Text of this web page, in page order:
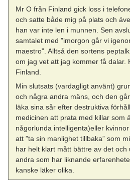
Mr O från Finland gick loss i
och satte både mig på plats och
han var inte len i munnen. Sen
samtalet med ”imorgon går vi
maestro”. Alltså den sortens
om jag vet att jag kommer få dalar.
Finland.
Min slutsats (vardagligt använt)
och några andra mäns, och den
läka sina sår efter destruktiva
medicinen att prata med killar som
någorlunda intelligenta)eller
att ”ta sin manlighet tillbaka” som
har helt klart mått bättre av det och
andra som har liknande
kanske läker olika.